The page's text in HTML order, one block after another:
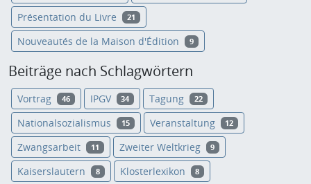
Présentation du Livre 21
Nouveautés de la Maison d'Édition 9
Beiträge nach Schlagwörtern
Vortrag 46 IPGV 34 Tagung 22
Nationalsozialismus 15 Veranstaltung 12
Zwangsarbeit 11 Zweiter Weltkrieg 9
Kaiserslautern 8 Klosterlexikon 8